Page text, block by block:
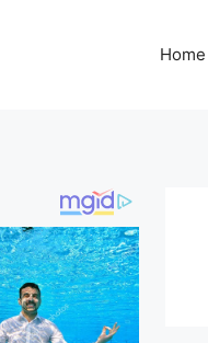
Home